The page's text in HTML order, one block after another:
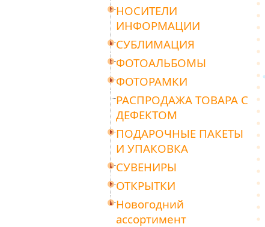
НОСИТЕЛИ
ИНФОРМАЦИИ
СУБЛИМАЦИЯ
ФОТОАЛЬБОМЫ
ФОТОРАМКИ
РАСПРОДАЖА ТОВАРА С
ДЕФЕКТОМ
ПОДАРОЧНЫЕ ПАКЕТЫ
И УПАКОВКА
СУВЕНИРЫ
ОТКРЫТКИ
Новогодний
ассортимент